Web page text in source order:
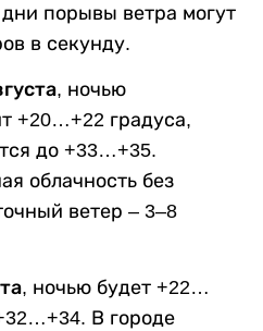
порывы ветра могут
в секунду.
ночью
+20…+22 градуса,
до +33…+35.
облачность без
ветер – 3–8
ночью будет +22…
В городе